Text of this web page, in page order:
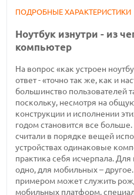
ПОДРОБНЫЕ ХАРАКТЕРИСТИКИ
Ноутбук изнутри - из
компьютер
На вопрос «как устроен
ответ - «точно так же, как и
большинство пользователей
поскольку, несмотря на
конструкции и исполнении
годом становится все
считали в порядке вещей
устройствах одинаковые
практика себя исчерпала.
одно, для мобильных –
примером может служить
мобильных платформ,